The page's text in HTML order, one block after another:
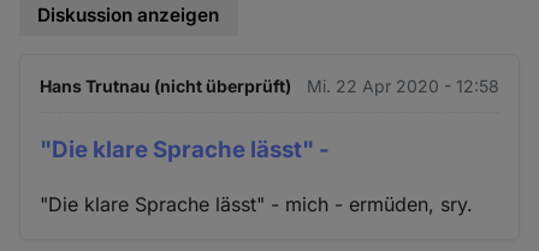
Diskussion anzeigen
Hans Trutnau (nicht überprüft) Mi. 22 Apr 2020 - 12:58
"Die klare Sprache lässt" -
"Die klare Sprache lässt" - mich - ermüden, sry.